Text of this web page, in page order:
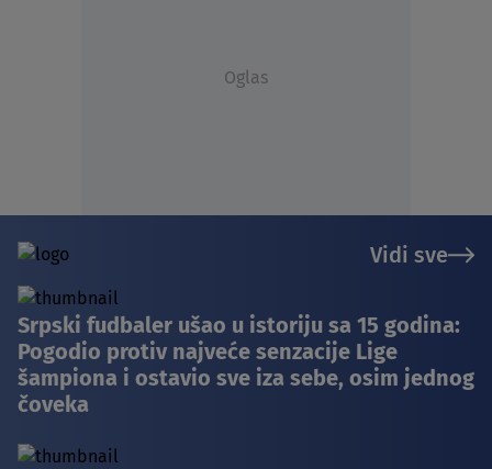
Oglas
Vidi sve
Srpski fudbaler ušao u istoriju sa 15 godina:
Pogodio protiv najveće senzacije Lige
šampiona i ostavio sve iza sebe, osim jednog
čoveka